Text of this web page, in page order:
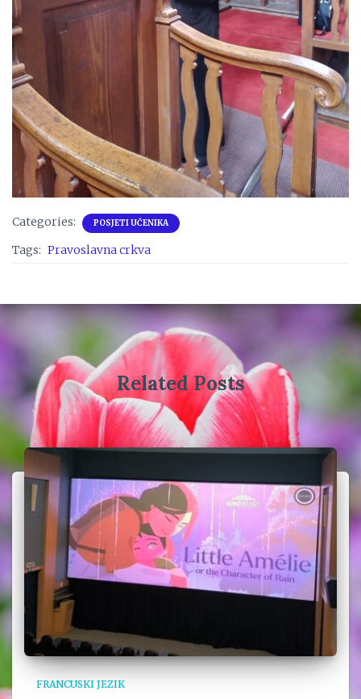
Categories: POSJETI UČENIKA
Tags: Pravoslavna crkva
Related Posts
FRANCUSKI JEZIK